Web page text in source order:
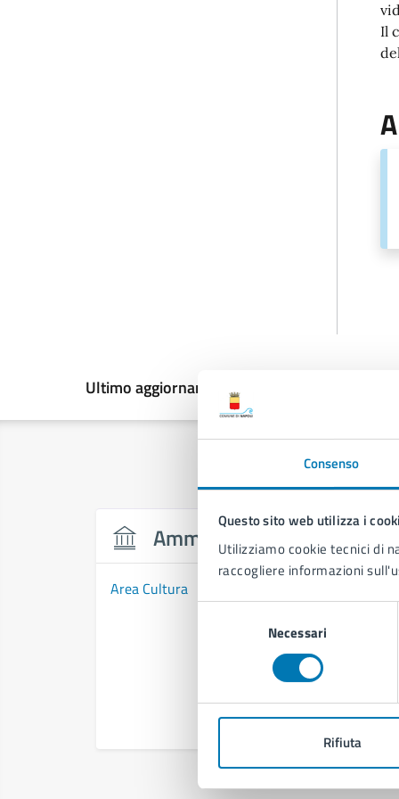
Consenso
Questo sito web utilizza i
Utilizziamo cookie tecnici di
raccogliere informazioni
Necessari
Rifiuta
Il
Ultimo aggiornamento:
Amministrazione
Area Cultura